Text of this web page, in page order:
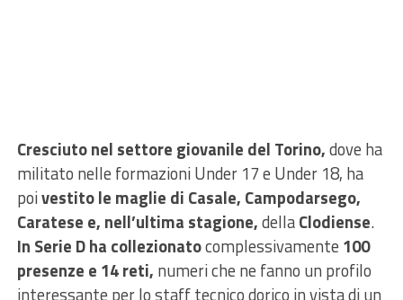
Cresciuto nel settore giovanile del Torino,dove ha
militato nelle formazioni Under 17 e Under 18, ha
poivestito le maglie di Casale, Campodarsego,
Caratese e, nell’ultima stagione,dellaClodiense.
In Serie D ha collezionatocomplessivamente 100
presenze e 14 reti, numeri che ne fanno un profilo
interessante per lo staff tecnico dorico in vista di un